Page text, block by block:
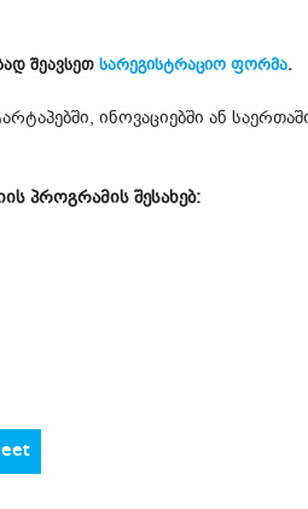
შეავსეთ სარეგისტრაციო ფორმა.
ინოვაციებში ან
პროგრამის შესახებ: